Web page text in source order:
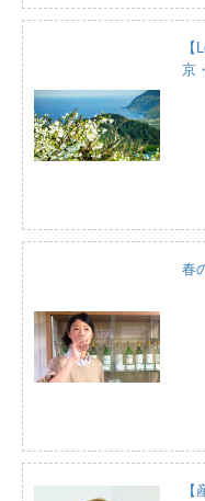
京
春